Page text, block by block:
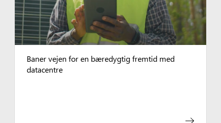
Baner vejen for en bæredygtig fremtid med
datacentre